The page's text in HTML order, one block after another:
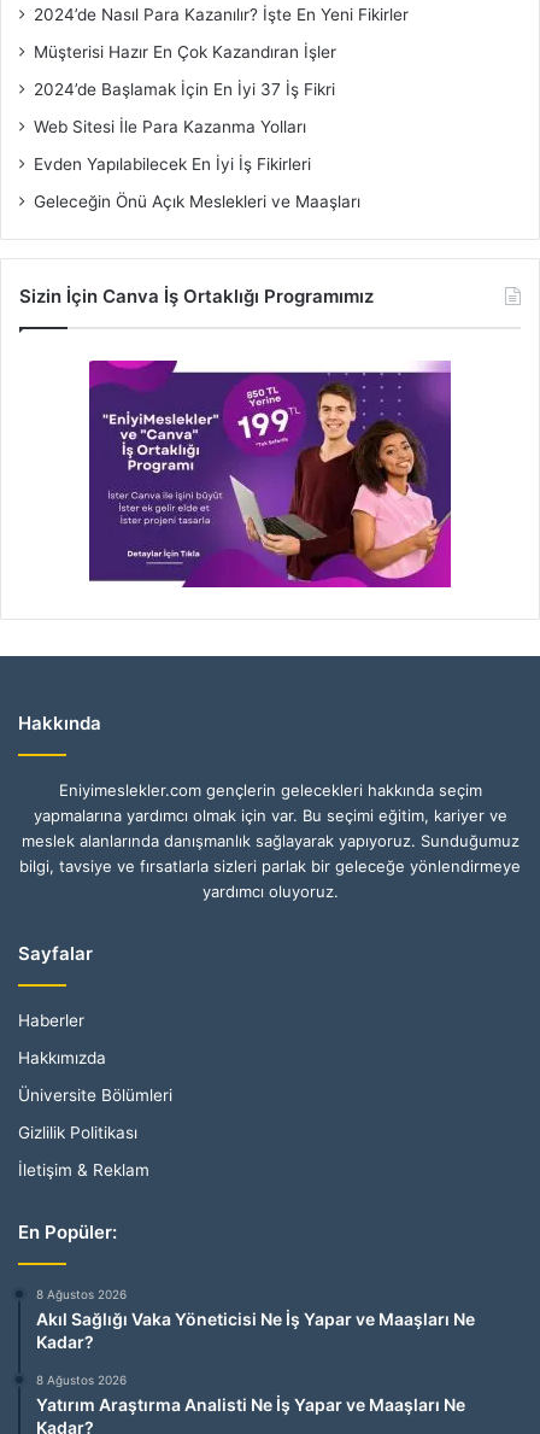
2024’de Nasıl Para Kazanılır? İşte En Yeni Fikirler
Müşterisi Hazır En Çok Kazandıran İşler
2024’de Başlamak İçin En İyi 37 İş Fikri
Web Sitesi İle Para Kazanma Yolları
Evden Yapılabilecek En İyi İş Fikirleri
Geleceğin Önü Açık Meslekleri ve Maaşları
Sizin İçin Canva İş Ortaklığı Programımız
Hakkında
Eniyimeslekler.com gençlerin gelecekleri hakkında seçim
yapmalarına yardımcı olmak için var. Bu seçimi eğitim, kariyer ve
meslek alanlarında danışmanlık sağlayarak yapıyoruz. Sunduğumuz
bilgi, tavsiye ve fırsatlarla sizleri parlak bir geleceğe yönlendirmeye
yardımcı oluyoruz.
Sayfalar
Haberler
Hakkımızda
Üniversite Bölümleri
Gizlilik Politikası
İletişim & Reklam
En Popüler:
8 Ağustos 2026
Akıl Sağlığı Vaka Yöneticisi Ne İş Yapar ve Maaşları Ne
Kadar?
8 Ağustos 2026
Yatırım Araştırma Analisti Ne İş Yapar ve Maaşları Ne
Kadar?